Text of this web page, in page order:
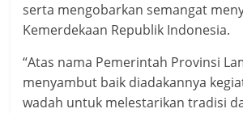
serta mengobarkan semangat
Kemerdekaan Republik Indonesia.
“Atas nama Pemerintah Provinsi
menyambut baik diadakannya
wadah untuk melestarikan tradisi